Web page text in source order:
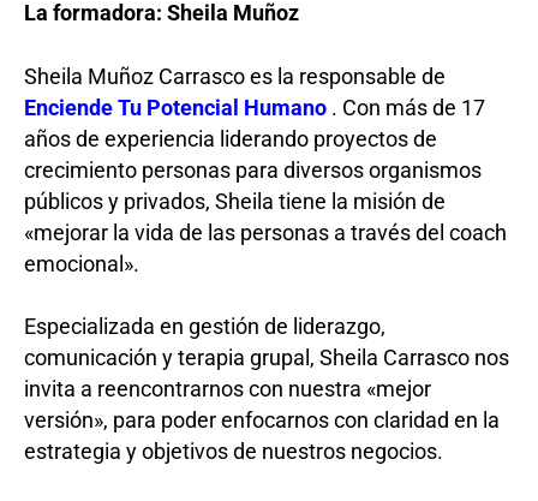
La formadora: Sheila Muñoz
Sheila Muñoz Carrasco es la responsable de
Enciende Tu Potencial Humano . Con más de 17
años de experiencia liderando proyectos de
crecimiento personas para diversos organismos
públicos y privados, Sheila tiene la misión de
«mejorar la vida de las personas a través del coach
emocional».
Especializada en gestión de liderazgo,
comunicación y terapia grupal, Sheila Carrasco nos
invita a reencontrarnos con nuestra «mejor
versión», para poder enfocarnos con claridad en la
estrategia y objetivos de nuestros negocios.